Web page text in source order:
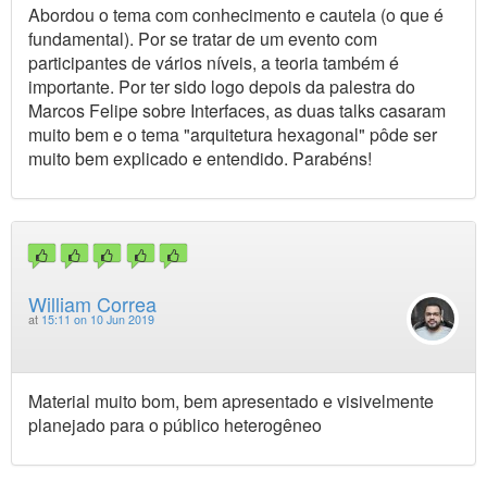
Abordou o tema com conhecimento e cautela (o que é
fundamental). Por se tratar de um evento com
participantes de vários níveis, a teoria também é
importante. Por ter sido logo depois da palestra do
Marcos Felipe sobre Interfaces, as duas talks casaram
muito bem e o tema "arquitetura hexagonal" pôde ser
muito bem explicado e entendido. Parabéns!
William Correa
at 15:11 on 10 Jun 2019
Material muito bom, bem apresentado e visivelmente
planejado para o público heterogêneo